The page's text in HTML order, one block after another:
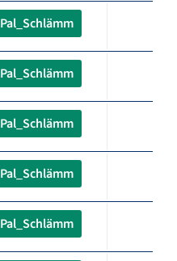
Pal_Schlämm
Pal_Schlämm
Pal_Schlämm
Pal_Schlämm
Pal_Schlämm